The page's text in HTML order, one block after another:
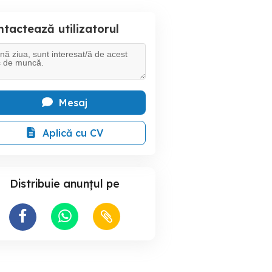
utilizatorul
Mesaj
Aplică cu CV
Distribuie anunțul pe